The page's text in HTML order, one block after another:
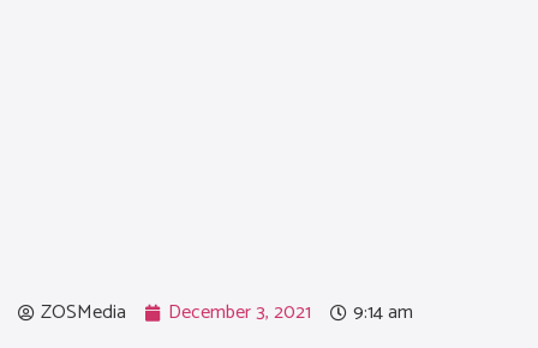
ZOSMedia December 3, 2021 9:14 am